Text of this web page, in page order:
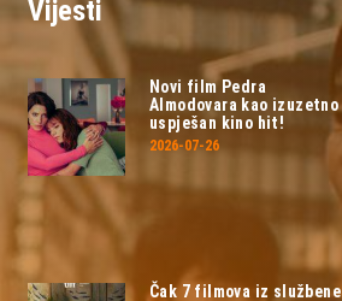
Vijesti
Novi film Pedra
Almodovara kao izuzetno
uspješan kino hit!
2026-07-26
Čak 7 filmova iz službene